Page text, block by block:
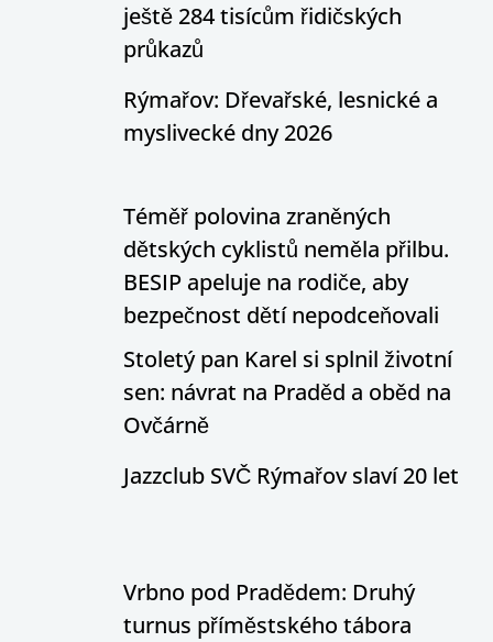
ještě 284 tisícům řidičských
průkazů
Rýmařov: Dřevařské, lesnické a
myslivecké dny 2026
Téměř polovina zraněných
dětských cyklistů neměla přilbu.
BESIP apeluje na rodiče, aby
bezpečnost dětí nepodceňovali
Stoletý pan Karel si splnil životní
sen: návrat na Praděd a oběd na
Ovčárně
Jazzclub SVČ Rýmařov slaví 20 let
Vrbno pod Pradědem: Druhý
turnus příměstského tábora